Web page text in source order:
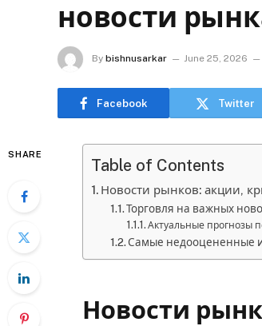
новости
By bishnusarkar June 25, 2026
Facebook Twitter
SHARE
Table of Contents
Новости рынков: акции,
Торговля на важных
Актуальные прогнозы
Самые недооцененные
Новости